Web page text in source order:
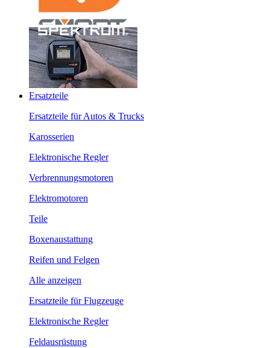
Ersatzteile
Ersatzteile für Autos & Trucks
Karosserien
Elektronische Regler
Verbrennungsmotoren
Elektromotoren
Teile
Boxenaustattung
Reifen und Felgen
Alle anzeigen
Ersatzteile für Flugzeuge
Elektronische Regler
Feldausrüstung